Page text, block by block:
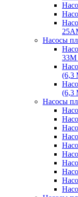
Насосы
33М
(6,3
(6,3
Насосы